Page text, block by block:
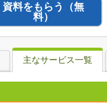
資料をもらう
（無
料）
主なサービス一覧